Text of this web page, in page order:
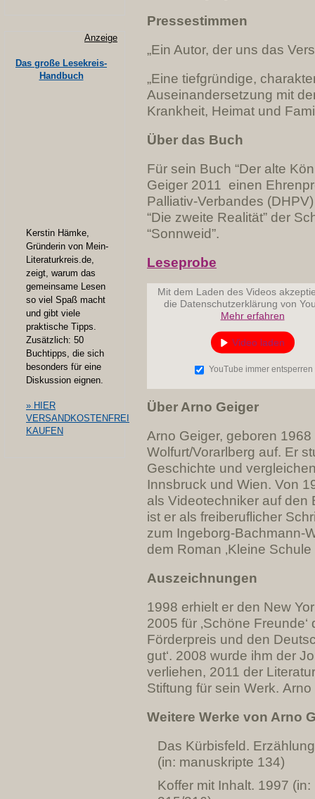
Pressestimmen
„Ein Autor, der uns das
„Eine tiefgründige,
Auseinandersetzung mit
Krankheit, Heimat und
Über das Buch
Für sein Buch “Der alte
Geiger 2011 einen
Palliativ-Verbandes
“Die zweite Realität” der
“Sonnweid”.
Leseprobe
Mit dem Laden des Videos
die Datenschutzerklärung von
Mehr erfahren
Video laden
YouTube immer entsperren
Über Arno Geiger
Arno Geiger, geboren
Wolfurt/Vorarlberg auf. Er
Geschichte und
Innsbruck und Wien. Von
als Videotechniker auf den
ist er als freiberuflicher
zum Ingeborg-Bachmann-
dem Roman ‚Kleine
Auszeichnungen
1998 erhielt er den New
2005 für ‚Schöne
Förderpreis und den
gut‘. 2008 wurde ihm der
verliehen, 2011 der
Stiftung für sein Werk.
Weitere Werke von Arno
Das Kürbisfeld.
(in: manuskripte 134)
Koffer mit Inhalt. 1997
Anzeige
Das große Lesekreis-
Handbuch
Kerstin Hämke,
Gründerin von Mein-
Literaturkreis.de,
zeigt, warum das
gemeinsame Lesen
so viel Spaß macht
und gibt viele
praktische Tipps.
Zusätzlich: 50
Buchtipps, die sich
besonders für eine
Diskussion eignen.
» HIER
VERSANDKOSTENFREI
KAUFEN